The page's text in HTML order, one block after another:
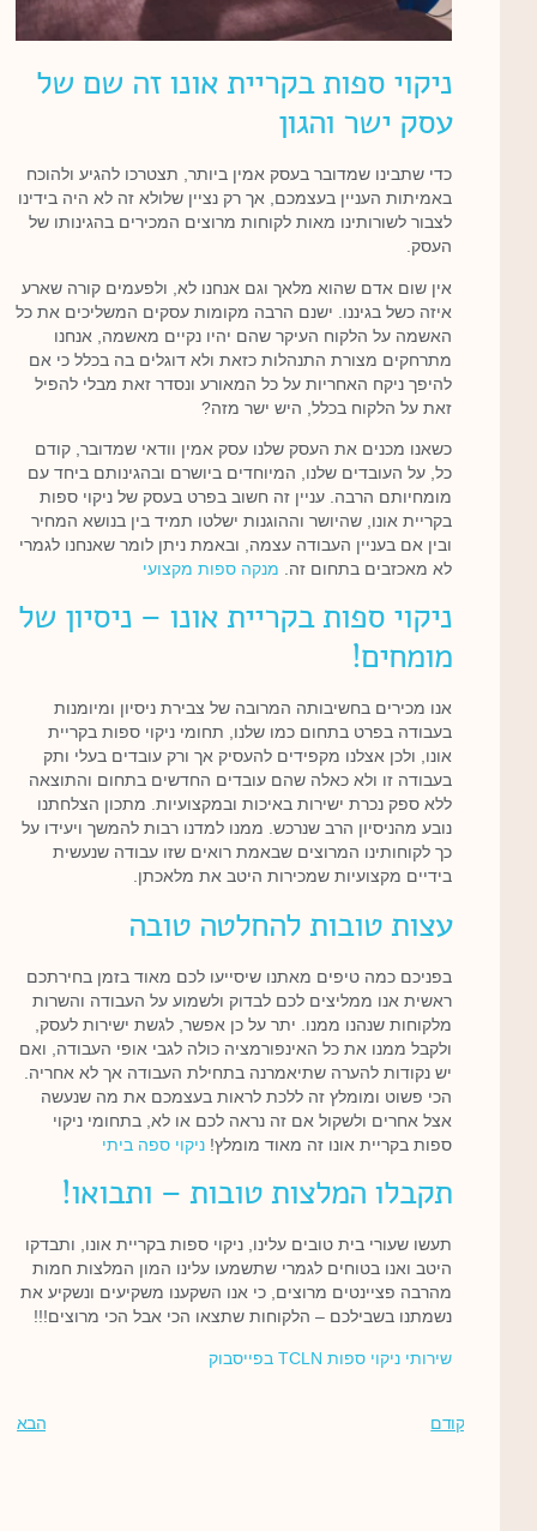
ניקוי ספות בקריית אונו זה שם של
עסק ישר והגון
כדי שתבינו שמדובר בעסק אמין ביותר, תצטרכו להגיע ולהוכח
באמיתות העניין בעצמכם, אך רק נציין שלולא זה לא היה בידינו
לצבור לשורותינו מאות לקוחות מרוצים המכירים בהגינותו של
העסק.
אין שום אדם שהוא מלאך וגם אנחנו לא, ולפעמים קורה שארע
איזה כשל בגיננו. ישנם הרבה מקומות עסקים המשליכים את כל
האשמה על הלקוח העיקר שהם יהיו נקיים מאשמה, אנחנו
מתרחקים מצורת התנהלות כזאת ולא דוגלים בה בכלל כי אם
להיפך ניקח האחריות על כל המאורע ונסדר זאת מבלי להפיל
זאת על הלקוח בכלל, היש ישר מזה?
כשאנו מכנים את העסק שלנו עסק אמין וודאי שמדובר, קודם
כל, על העובדים שלנו, המיוחדים ביושרם ובהגינותם ביחד עם
מומחיותם הרבה. עניין זה חשוב בפרט בעסק של ניקוי ספות
בקריית אונו, שהיושר וההוגנות ישלטו תמיד בין בנושא המחיר
ובין אם בעניין העבודה עצמה, ובאמת ניתן לומר שאנחנו לגמרי
לא מאכזבים בתחום זה. מנקה ספות מקצועי
ניקוי ספות בקריית אונו – ניסיון של
מומחים!
אנו מכירים בחשיבותה המרובה של צבירת ניסיון ומיומנות
בעבודה בפרט בתחום כמו שלנו, תחומי ניקוי ספות בקריית
אונו, ולכן אצלנו מקפידים להעסיק אך ורק עובדים בעלי ותק
בעבודה זו ולא כאלה שהם עובדים החדשים בתחום והתוצאה
ללא ספק נכרת ישירות באיכות ובמקצועיות. מתכון הצלחתנו
נובע מהניסיון הרב שנרכש. ממנו למדנו רבות להמשך ויעידו על
כך לקוחותינו המרוצים שבאמת רואים שזו עבודה שנעשית
בידיים מקצועיות שמכירות היטב את מלאכתן.
עצות טובות להחלטה טובה
בפניכם כמה טיפים מאתנו שיסייעו לכם מאוד בזמן בחירתכם
ראשית אנו ממליצים לכם לבדוק ולשמוע על העבודה והשרות
מלקוחות שנהנו ממנו. יתר על כן אפשר, לגשת ישירות לעסק,
ולקבל ממנו את כל האינפורמציה כולה לגבי אופי העבודה, ואם
יש נקודות להערה שתיאמרנה בתחילת העבודה אך לא אחריה.
הכי פשוט ומומלץ זה ללכת לראות בעצמכם את מה שנעשה
אצל אחרים ולשקול אם זה נראה לכם או לא, בתחומי ניקוי
ספות בקריית אונו זה מאוד מומלץ! ניקוי ספה ביתי
תקבלו המלצות טובות – ותבואו!
תעשו שעורי בית טובים עלינו, ניקוי ספות בקריית אונו, ותבדקו
היטב ואנו בטוחים לגמרי שתשמעו עלינו המון המלצות חמות
מהרבה פציינטים מרוצים, כי אנו השקענו משקיעים ונשקיע את
נשמתנו בשבילכם – הלקוחות שתצאו הכי אבל הכי מרוצים!!!
שירותי ניקוי ספות TCLN בפייסבוק
קודם הבא